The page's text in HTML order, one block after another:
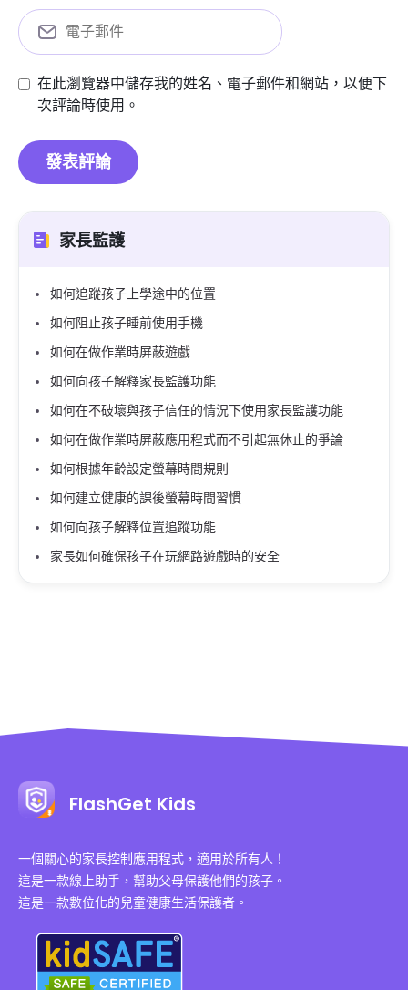
在此瀏覽器中儲存我的姓名、電子郵件和網站，以便下
次評論時使用。
家長監護
如何追蹤孩子上學途中的位置
如何阻止孩子睡前使用手機
如何在做作業時屏蔽遊戲
如何向孩子解釋家長監護功能
如何在不破壞與孩子信任的情況下使用家長監護功能
如何在做作業時屏蔽應用程式而不引起無休止的爭論
如何根據年齡設定螢幕時間規則
如何建立健康的課後螢幕時間習慣
如何向孩子解釋位置追蹤功能
家長如何確保孩子在玩網路遊戲時的安全
FlashGet Kids
一個關心的家長控制應用程式，適用於所有人！
這是一款線上助手，幫助父母保護他們的孩子。
這是一款數位化的兒童健康生活保護者。